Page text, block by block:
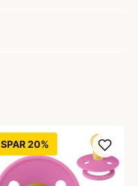
SPAR 20%